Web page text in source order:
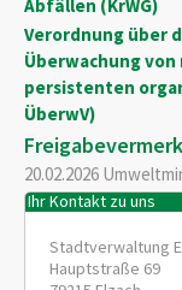
Abfällen (KrWG)
Verordnung über
Überwachung
persistenten
ÜberwV)
Freigabevermerk
20.02.2026
Ihr Kontakt zu uns
Stadtverwaltung
Hauptstraße 69